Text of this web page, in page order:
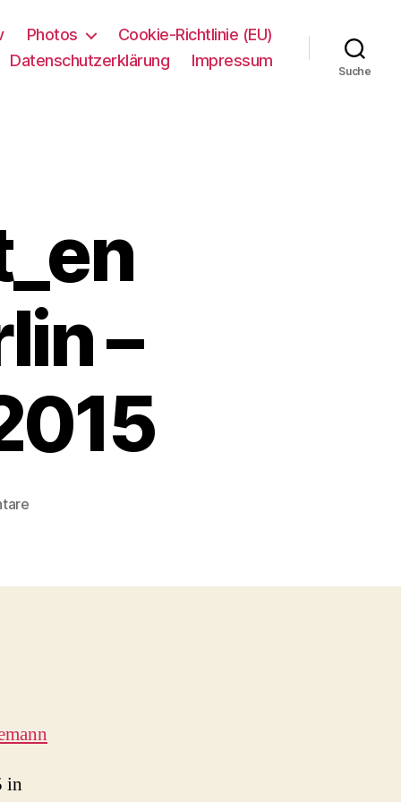
Photos
Cookie-Richtlinie (EU)
Datenschutzerklärung
Impressum
Suche
–
zu
–
in